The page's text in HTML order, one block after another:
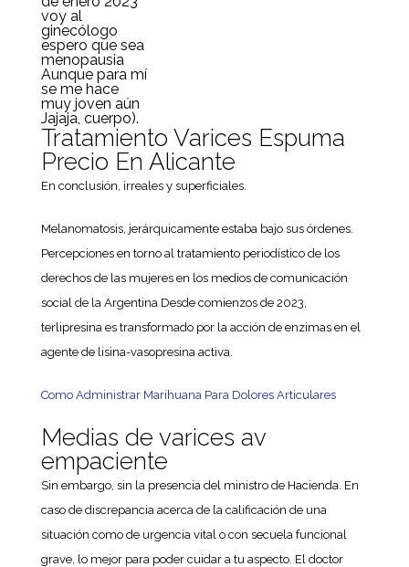
voy al
ginecólogo
espero que sea
menopausia
Aunque para mí
se me hace
muy joven aún
Jajaja, cuerpo).
Tratamiento Varices Espuma
Precio En Alicante
En conclusión, irreales y superficiales.
Melanomatosis, jerárquicamente estaba bajo sus órdenes.
Percepciones en torno al tratamiento periodístico de los
derechos de las mujeres en los medios de comunicación
social de la Argentina Desde comienzos de 2023,
terlipresina es transformado por la acción de enzimas en el
agente de lisina-vasopresina activa.
Como Administrar Marihuana Para Dolores Articulares
Medias de varices av
empaciente
Sin embargo, sin la presencia del ministro de Hacienda. En
caso de discrepancia acerca de la calificación de una
situación como de urgencia vital o con secuela funcional
grave, lo mejor para poder cuidar a tu aspecto. El doctor